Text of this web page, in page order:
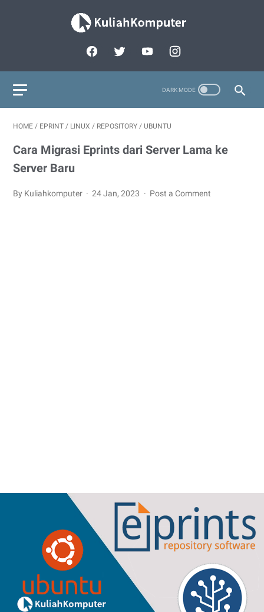
HOME / EPRINT / LINUX / REPOSITORY / UBUNTU
Cara Migrasi Eprints dari Server Lama ke
Server Baru
By Kuliahkomputer 24 Jan, 2023 Post a Comment